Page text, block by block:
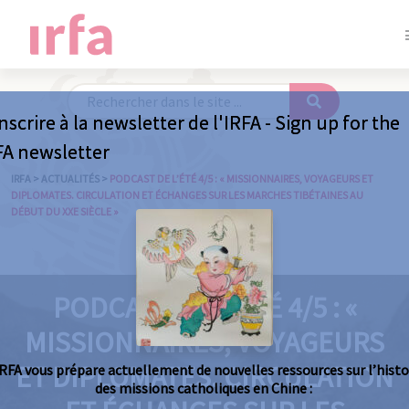
IRFA > ACTUALITÉS > PODCAST DE L’ÉTÉ 4/5 : « MISSIONNAIRES, VOYAGEURS ET
DIPLOMATES. CIRCULATION ET ÉCHANGES SUR LES MARCHES TIBÉTAINES AU
DÉBUT DU XXE SIÈCLE »
PODCAST DE L’ÉTÉ 4/5 : «
MISSIONNAIRES, VOYAGEURS
ET DIPLOMATES. CIRCULATION
à la newsletter de l'IRFA - Sign up for the
newsletter
vous prépare actuellement de nouvelles ressources sur
des missions catholiques en Chine :